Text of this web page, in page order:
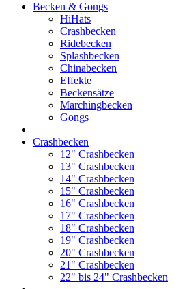
Becken & Gongs
HiHats
Crashbecken
Ridebecken
Splashbecken
Chinabecken
Effekte
Beckensätze
Marchingbecken
Gongs
Crashbecken
12" Crashbecken
13" Crashbecken
14" Crashbecken
15" Crashbecken
16" Crashbecken
17" Crashbecken
18" Crashbecken
19" Crashbecken
20" Crashbecken
21" Crashbecken
22" bis 24" Crashbecken